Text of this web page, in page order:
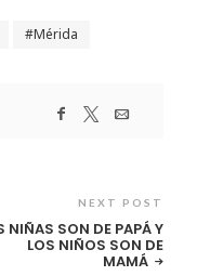
Mérida
NEXT POST
NIÑAS SON DE PAPÁ Y
LOS NIÑOS SON DE
MAMÁ